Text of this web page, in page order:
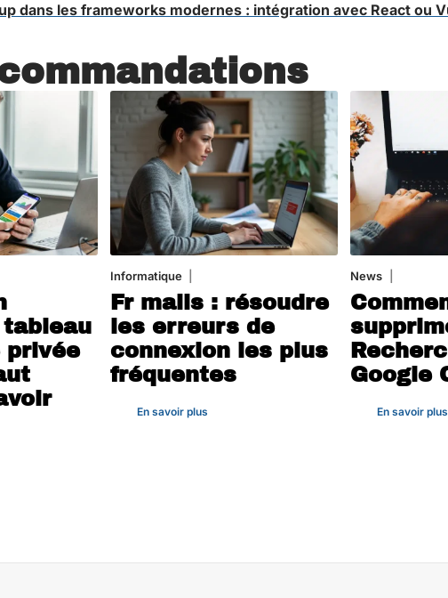
dans les frameworks modernes : intégration avec React ou
privée
Informatique
Fr mails : résoudre
les erreurs de
connexion les plus
fréquentes
En savoir plus
News
Google
En savoir plus